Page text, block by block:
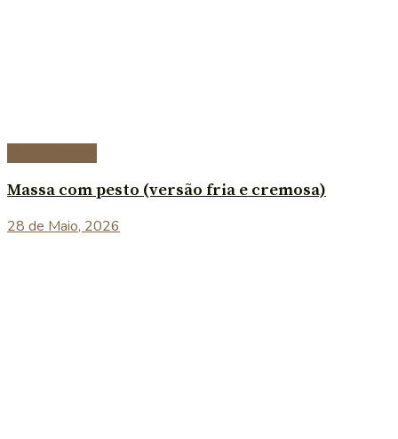
Massa com pesto (versão fria e cremosa)
28 de Maio, 2026